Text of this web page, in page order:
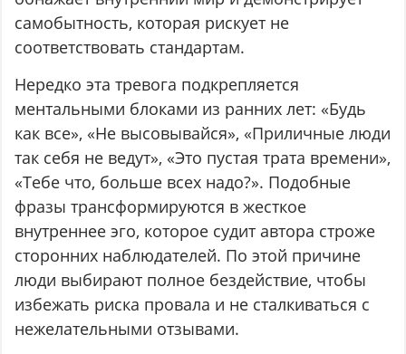
самобытность, которая рискует не
соответствовать стандартам.
Нередко эта тревога подкрепляется
ментальными блоками из ранних лет: «Будь
как все», «Не высовывайся», «Приличные люди
так себя не ведут», «Это пустая трата времени»,
«Тебе что, больше всех надо?». Подобные
фразы трансформируются в жесткое
внутреннее эго, которое судит автора строже
сторонних наблюдателей. По этой причине
люди выбирают полное бездействие, чтобы
избежать риска провала и не сталкиваться с
нежелательными отзывами.